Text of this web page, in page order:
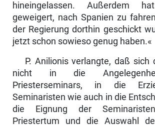
hineingelassen. Außerdem
geweigert, nach Spanien zu
der Regierung dorthin geschickt
jetzt schon so­wieso genug haben.«
P. Anilionis verlangte, daß sich
nicht in die
Priesterseminars, in die
Seminaristen wie auch in die
die Eignung der
Priestertum und die Auswahl